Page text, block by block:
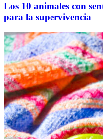
Los 10 animales con
para la supervivencia